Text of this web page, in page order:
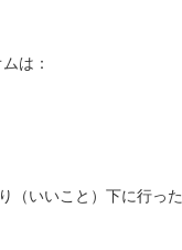
は：
（いいこと）下に行った